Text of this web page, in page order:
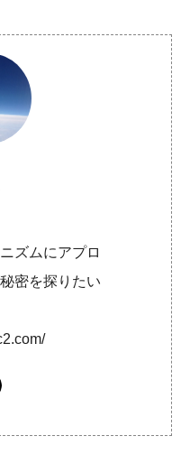
ズムにアプロ
密を探りたい